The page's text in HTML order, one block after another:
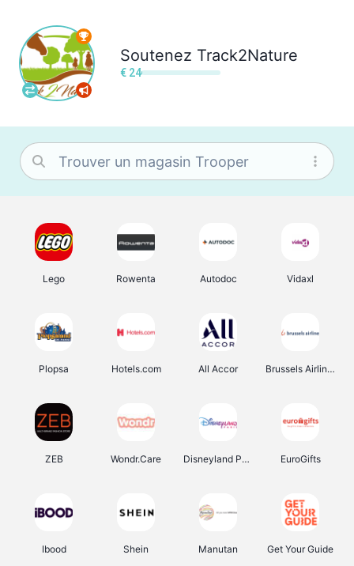
Soutenez Track2Nature
€ 24
Lego Rowenta Autodoc Vidaxl
Plopsa Hotels.com All Accor Brussels Airlines
ZEB Wondr.Care Disneyland Paris EuroGifts
Ibood Shein Manutan Get Your Guide